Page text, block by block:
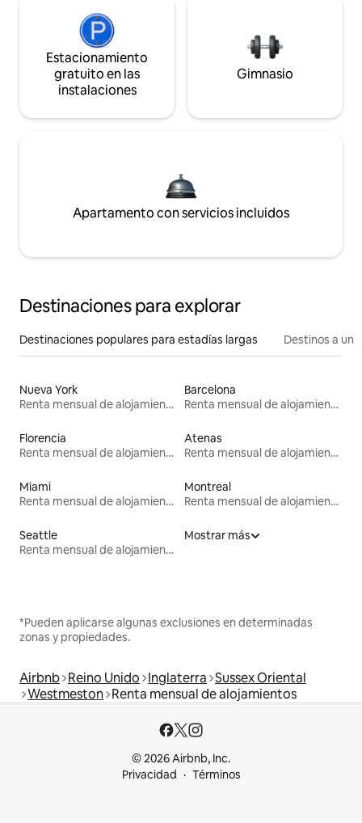
Estacionamiento
gratuito en las
instalaciones
Gimnasio
Apartamento con servicios incluidos
Destinaciones para explorar
Destinaciones populares para estadías largas Destinos a un
Nueva York
Renta mensual de alojamientos
Barcelona
Renta mensual de alojamientos
Florencia
Renta mensual de alojamientos
Atenas
Renta mensual de alojamientos
Miami
Renta mensual de alojamientos
Montreal
Renta mensual de alojamientos
Seattle
Renta mensual de alojamientos
Mostrar más
*Pueden aplicarse algunas exclusiones en determinadas
zonas y propiedades.
Airbnb Reino Unido Inglaterra Sussex Oriental
Westmeston Renta mensual de alojamientos
© 2026 Airbnb, Inc.
Privacidad
Términos